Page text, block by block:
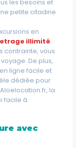
les besoins et
petite citadine
en
illimité
contrainte, vous
De plus,
ligne facile et
dédiée pour
la
facile à
avec